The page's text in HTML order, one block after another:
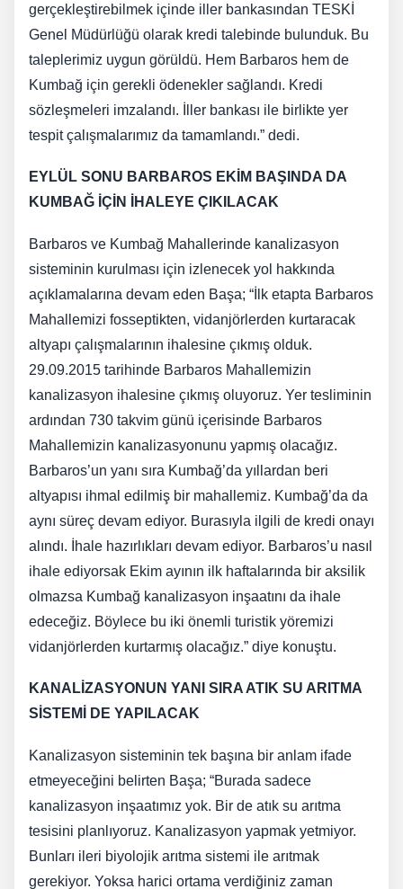
gerçekleştirebilmek içinde iller bankasından TESKİ
Genel Müdürlüğü olarak kredi talebinde bulunduk. Bu
taleplerimiz uygun görüldü. Hem Barbaros hem de
Kumbağ için gerekli ödenekler sağlandı. Kredi
sözleşmeleri imzalandı. İller bankası ile birlikte yer
tespit çalışmalarımız da tamamlandı.” dedi.
EYLÜL SONU BARBAROS EKİM BAŞINDA DA
KUMBAĞ İÇİN İHALEYE ÇIKILACAK
Barbaros ve Kumbağ Mahallerinde kanalizasyon
sisteminin kurulması için izlenecek yol hakkında
açıklamalarına devam eden Başa; “İlk etapta Barbaros
Mahallemizi fosseptikten, vidanjörlerden kurtaracak
altyapı çalışmalarının ihalesine çıkmış olduk.
29.09.2015 tarihinde Barbaros Mahallemizin
kanalizasyon ihalesine çıkmış oluyoruz. Yer tesliminin
ardından 730 takvim günü içerisinde Barbaros
Mahallemizin kanalizasyonunu yapmış olacağız.
Barbaros’un yanı sıra Kumbağ’da yıllardan beri
altyapısı ihmal edilmiş bir mahallemiz. Kumbağ’da da
aynı süreç devam ediyor. Burasıyla ilgili de kredi onayı
alındı. İhale hazırlıkları devam ediyor. Barbaros’u nasıl
ihale ediyorsak Ekim ayının ilk haftalarında bir aksilik
olmazsa Kumbağ kanalizasyon inşaatını da ihale
edeceğiz. Böylece bu iki önemli turistik yöremizi
vidanjörlerden kurtarmış olacağız.” diye konuştu.
KANALİZASYONUN YANI SIRA ATIK SU ARITMA
SİSTEMİ DE YAPILACAK
Kanalizasyon sisteminin tek başına bir anlam ifade
etmeyeceğini belirten Başa; “Burada sadece
kanalizasyon inşaatımız yok. Bir de atık su arıtma
tesisini planlıyoruz. Kanalizasyon yapmak yetmiyor.
Bunları ileri biyolojik arıtma sistemi ile arıtmak
gerekiyor. Yoksa harici ortama verdiğiniz zaman